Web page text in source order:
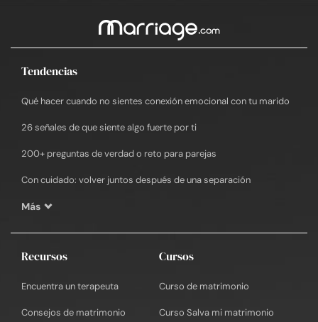
Tendencias
Qué hacer cuando no sientes conexión emocional con tu marido
26 señales de que siente algo fuerte por ti
200+ preguntas de verdad o reto para parejas
Con cuidado: volver juntos después de una separación
Más
Recursos
Encuentra un terapeuta
Consejos de matrimonio
Cursos
Curso de matrimonio
Curso Salva mi matrimonio